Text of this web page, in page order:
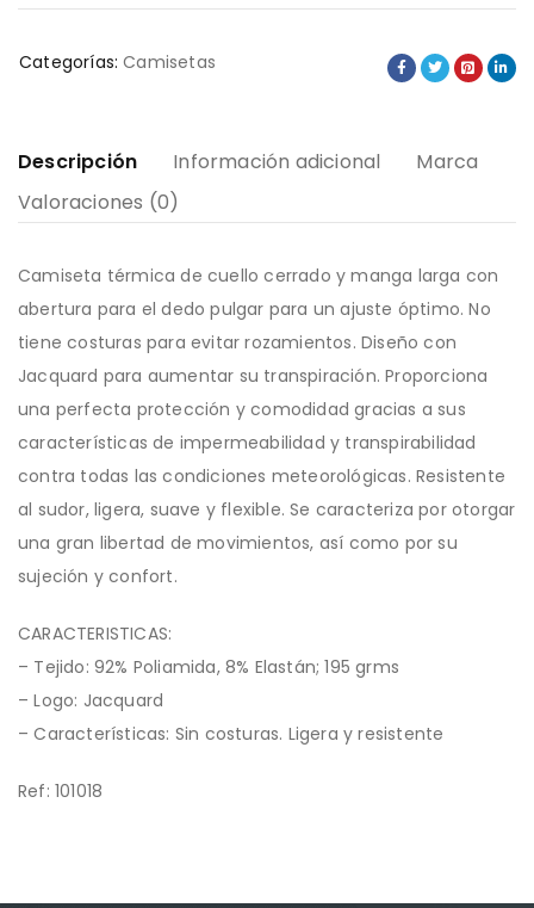
Categorías: Camisetas
Descripción Información adicional
Marca
Valoraciones (0)
Camiseta térmica de cuello cerrado y manga larga con
abertura para el dedo pulgar para un ajuste óptimo. No
tiene costuras para evitar rozamientos. Diseño con
Jacquard para aumentar su transpiración. Proporciona
una perfecta protección y comodidad gracias a sus
características de impermeabilidad y transpirabilidad
contra todas las condiciones meteorológicas. Resistente
al sudor, ligera, suave y flexible. Se caracteriza por otorgar
una gran libertad de movimientos, así como por su
sujeción y confort.
CARACTERISTICAS:
– Tejido: 92% Poliamida, 8% Elastán; 195 grms
– Logo: Jacquard
– Características: Sin costuras. Ligera y resistente
Ref: 101018